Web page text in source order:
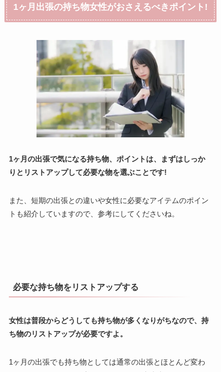
1ヶ月出張の持ち物女性がおさえるべきポイント!
1ヶ月の出張で気になる持ち物、ポイントは、まずはしっか
りとリストアップして必要な物を選ぶことです!
また、短期の出張との違いや女性に必要なアイテムのポイン
トも紹介していますので、参考にしてくださいね。
必要な持ち物をリストアップする
女性は普段からどうしても持ち物が多くなりがちなので、持
ち物のリストアップが必要ですよ。
1ヶ月の出張でも持ち物としては通常の出張とほとんど変わ